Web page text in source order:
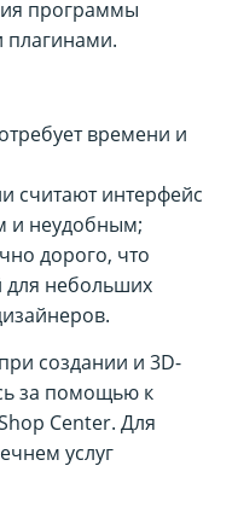
программы
времени и
считают интерфейс
и неудобным;
дорого, что
для небольших
создании и 3D-
за помощью к
Center. Для
услуг